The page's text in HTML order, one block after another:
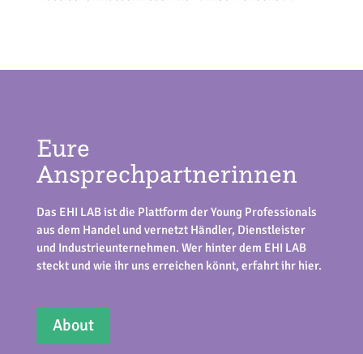
Eure
Ansprechpartnerinnen
Das EHI LAB ist die Plattform der Young Professionals
aus dem Handel und vernetzt Händler, Dienstleister
und Industrieunternehmen. Wer hinter dem EHI LAB
steckt und wie ihr uns erreichen könnt, erfahrt ihr hier.
About